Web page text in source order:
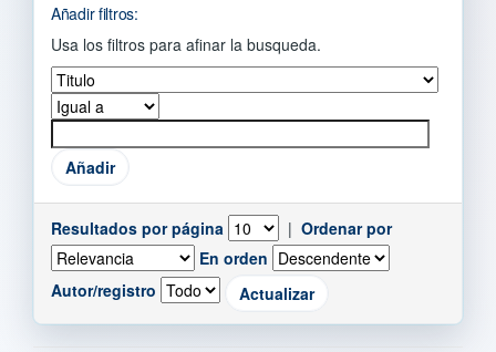
Añadir filtros:
Usa los filtros para afinar la busqueda.
Resultados por página | Ordenar por
En orden
Autor/registro